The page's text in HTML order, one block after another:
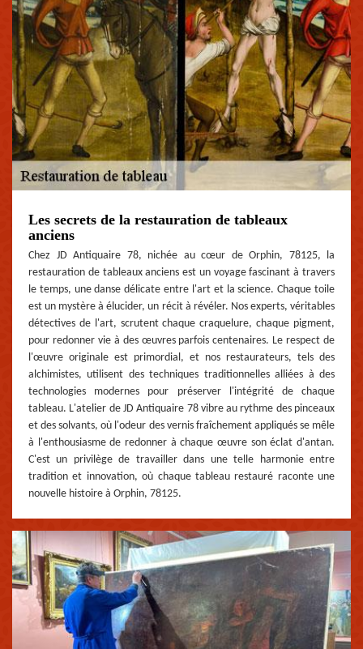
Les secrets de la restauration de tableaux
anciens
Chez JD Antiquaire 78, nichée au cœur de Orphin, 78125, la
restauration de tableaux anciens est un voyage fascinant à travers
le temps, une danse délicate entre l'art et la science. Chaque toile
est un mystère à élucider, un récit à révéler. Nos experts, véritables
détectives de l'art, scrutent chaque craquelure, chaque pigment,
pour redonner vie à des œuvres parfois centenaires. Le respect de
l'œuvre originale est primordial, et nos restaurateurs, tels des
alchimistes, utilisent des techniques traditionnelles alliées à des
technologies modernes pour préserver l'intégrité de chaque
tableau. L'atelier de JD Antiquaire 78 vibre au rythme des pinceaux
et des solvants, où l'odeur des vernis fraîchement appliqués se mêle
à l'enthousiasme de redonner à chaque œuvre son éclat d'antan.
C'est un privilège de travailler dans une telle harmonie entre
tradition et innovation, où chaque tableau restauré raconte une
nouvelle histoire à Orphin, 78125.